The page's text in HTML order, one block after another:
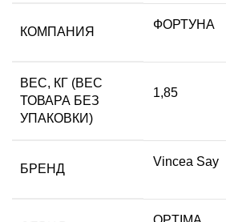
КОМПАНИЯ
ФОРТУНА
ВЕС, КГ (ВЕС
ТОВАРА БЕЗ
УПАКОВКИ)
1,85
БРЕНД
Vincea Say